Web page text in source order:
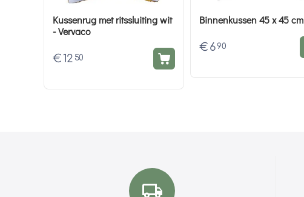
Kussenrug met ritssluiting wit
- Vervaco
€12 50
Binnenkussen 45 x 45 cm
€ 6 90